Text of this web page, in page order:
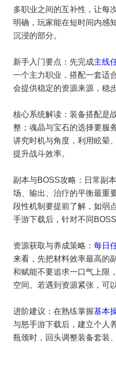
多职业之间的互补性，让每
明确，玩家能在短时间内感
沉浸的部分。
新手入门要点：先完成主线
一个主力职业，搭配一套适
会提供稳定的资源来源，稳
核心系统解读：装备搭配是
整；魂晶与宝石的选择要服
讲究时机与角度，利用眩晕
提升战斗效率。
副本与BOSS攻略：日常副
场、输出、治疗的平衡最重
段性机制要提前了解，如弱
手游下载后，针对不同
资源获取与养成策略： 每日
来看，先把材料效率最高的
和赋能不要追求一口气上限
空间。若遇到资源紧张，可
进阶建议：在熟练掌握基本
与怒手游下载后，建立个人
瓶颈时，回头调整装备套装